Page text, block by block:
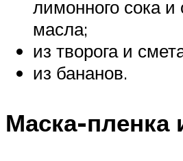
лимонного сока и
масла;
из творога и
из бананов.
Маска-пленка